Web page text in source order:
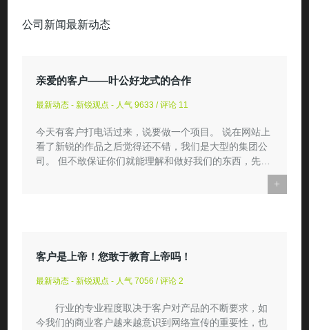
公司新闻最新动态
亲爱的客户——叶公好龙式的合作
最新动态 - 新锐观点 - 人气 9633 / 评论 11
今天有客户打电话过来，说要做一个项目。 说在网站上
看了新锐的作品之后觉得还不错，我们是大型的集团公
司。 但不敢保证你们就能理解和做好我们的东西，先出
+
客户是上帝！您敢于教育上帝吗！
最新动态 - 新锐观点 - 人气 7056 / 评论 2
行业的专业程度取决于客户对产品的不断要求，如
今我们的商业客户越来越意识到网络宣传的重要性，也